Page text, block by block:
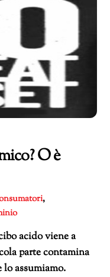
O è
,
acido viene a
parte contamina
assumiamo.